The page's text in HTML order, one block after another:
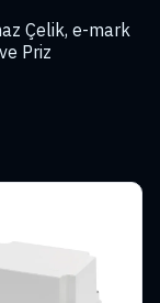
Çelik, e-mark
Priz